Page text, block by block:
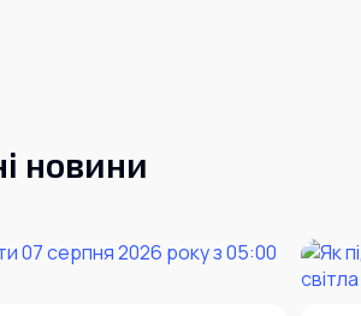
новини